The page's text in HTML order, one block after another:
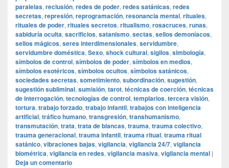
paralelas, reclusión, redes de poder, redes satánicas, redes
secretas, represión, reprogramación, resonancia mental, rituales,
rituales de poder, rituales secretos, ritualismo, rosacruces, runas,
sabiduría oculta, sacrificios, satanismo, sectas, sellos demoníacos,
sellos mágicos, seres interdimensionales, servidumbre,
servidumbre doméstica, Sexo, shock cultural, sigilos, simbología,
símbolos de control, símbolos de poder, símbolos en medios,
símbolos esotéricos, símbolos ocultos, símbolos satánicos,
sociedades secretas, sometimiento, subordinación, sugestión,
sugestión subliminal, sumisión, tarot, técnicas de coerción, técnicas
de interrogación, tecnologías de control, templarios, tercera visión,
tortura, trabajo forzado, trabajo infantil, trabajos con inteligencia
artificial, tráfico humano, transgresión, transhumanismo,
transmutación, trata, trata de blancas, trauma, trauma colectivo,
trauma generacional, trauma infantil, trauma ritual, trauma ritual
satánico, vibraciones bajas, vigilancia, vigilancia 24/7, vigilancia
biométrica, vigilancia en redes, vigilancia masiva, vigilancia mental |
Deja un comentario